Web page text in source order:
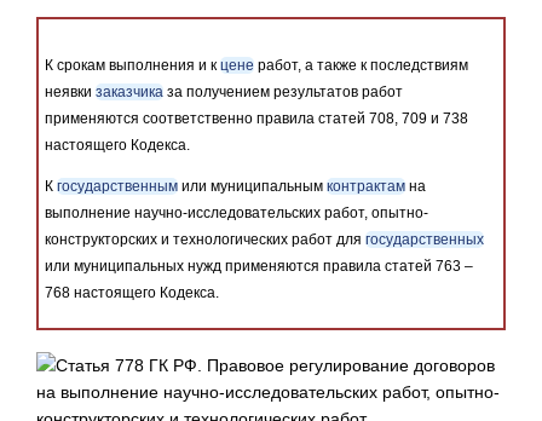
К срокам выполнения и к цене работ, а также к последствиям
неявки заказчика за получением результатов работ
применяются соответственно правила статей 708, 709 и 738
настоящего Кодекса.
К государственным или муниципальным контрактам на
выполнение научно-исследовательских работ, опытно-
конструкторских и технологических работ для государственных
или муниципальных нужд применяются правила статей 763 –
768 настоящего Кодекса.